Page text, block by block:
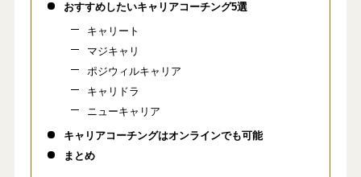
おすすめしたいキャリアコーチング5選
キャリート
マジキャリ
ポジウィルキャリア
キャリドラ
ニューキャリア
キャリアコーチングはオンラインでも可能
まとめ